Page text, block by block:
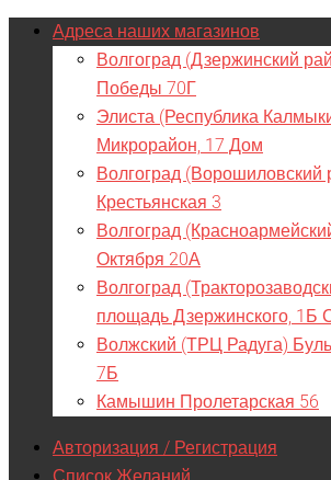
Адреса наших магазинов
Волгоград (Дзержинский
Победы 70Г
Элиста (Республика
Микрорайон, 17 Дом
Волгоград (Ворошиловский
Крестьянская 3
Волгоград
Октября 20А
Волгоград
площадь Дзержинского, 1Б
Волжский (ТРЦ Радуга)
7Б
Камышин Пролетарская 56
Авторизация / Регистрация